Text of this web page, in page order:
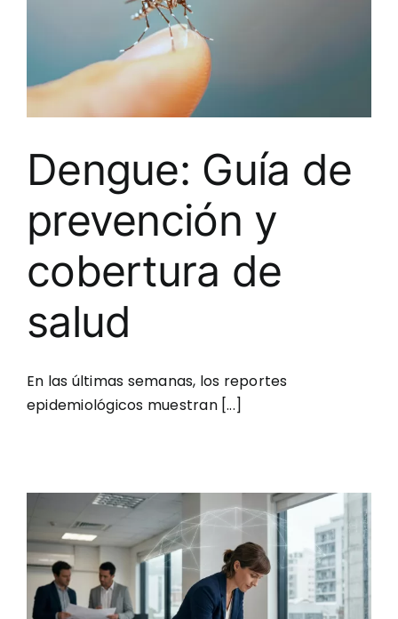
Dengue: Guía de
prevención y
cobertura de
salud
En las últimas semanas, los reportes
epidemiológicos muestran [...]